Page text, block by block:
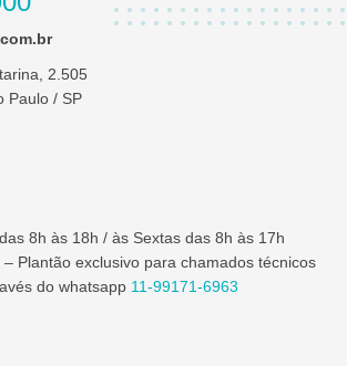
2.505
Paulo / SP
8h às 18h / às Sextas das 8h às 17h
Plantão exclusivo para chamados técnicos
do whatsapp 11-99171-6963